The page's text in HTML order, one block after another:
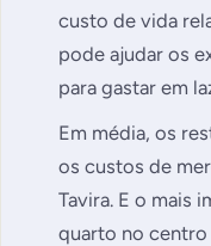
custo de vida
pode ajudar os
para gastar em
Em média, os
os custos de
Tavira. E o mais
quarto no